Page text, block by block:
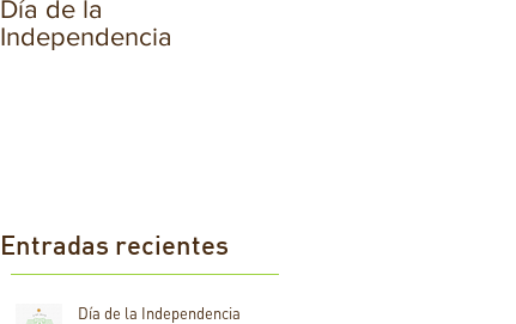
Día de la
Independencia
Entradas recientes
Día de la Independencia